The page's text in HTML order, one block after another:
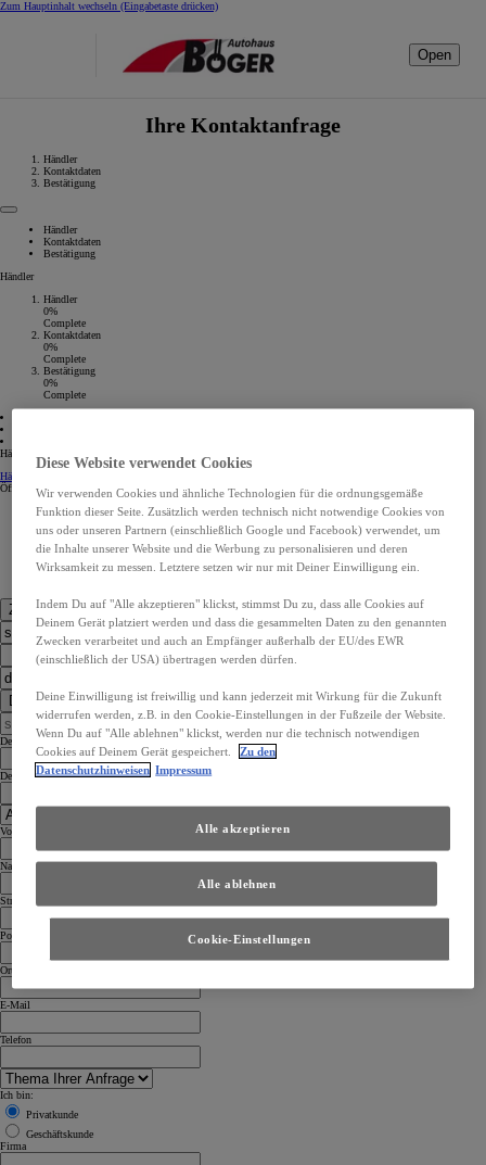
Zum Hauptinhalt wechseln (Eingabetaste drücken)
Open
Ihre Kontaktanfrage
Händler
Kontaktdaten
Bestätigung
Händler
Kontaktdaten
Bestätigung
Händler
Händler
0%
Complete
Kontaktdaten
0%
Complete
Bestätigung
0%
Complete
Händler auswählen
Händler Kontaktangaben
Öffnungszeiten
Öffnungszeiten
Zu den Kontaktdaten
Dealer Finder
Dealer Country
Dealer Language
Vorname
Nachname
Straße
Postleitzahl
Ort
E-Mail
Telefon
Ich bin:
Privatkunde
Geschäftskunde
Firma
Diese Website verwendet Cookies
Wir verwenden Cookies und ähnliche Technologien für die ordnungsgemäße
Funktion dieser Seite. Zusätzlich werden technisch nicht notwendige Cookies von
uns oder unseren Partnern (einschließlich Google und Facebook) verwendet, um
die Inhalte unserer Website und die Werbung zu personalisieren und deren
Wirksamkeit zu messen. Letztere setzen wir nur mit Deiner Einwilligung ein.
Indem Du auf "Alle akzeptieren" klickst, stimmst Du zu, dass alle Cookies auf
Deinem Gerät platziert werden und dass die gesammelten Daten zu den genannten
Zwecken verarbeitet und auch an Empfänger außerhalb der EU/des EWR
(einschließlich der USA) übertragen werden dürfen.
Deine Einwilligung ist freiwillig und kann jederzeit mit Wirkung für die Zukunft
widerrufen werden, z.B. in den Cookie-Einstellungen in der Fußzeile der Website.
Wenn Du auf "Alle ablehnen" klickst, werden nur die technisch notwendigen
Cookies auf Deinem Gerät gespeichert.
Zu den
Datenschutzhinweisen Impressum
Cookie-Einstellungen
Alle ablehnen
Alle akzeptieren